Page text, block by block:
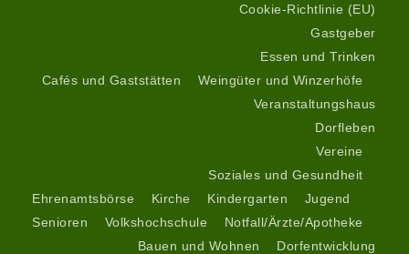
Cookie-Richtlinie (EU)
Gastgeber
Essen und Trinken
Cafés und Gaststätten
Weingüter und Winzerhöfe
Veranstaltungshaus
Dorfleben
Vereine
Soziales und Gesundheit
Ehrenamtsbörse
Kirche Kindergarten
Jugend
Senioren
Volkshochschule
Notfall/Ärzte/Apotheke
Bauen und Wohnen
Dorfentwicklung